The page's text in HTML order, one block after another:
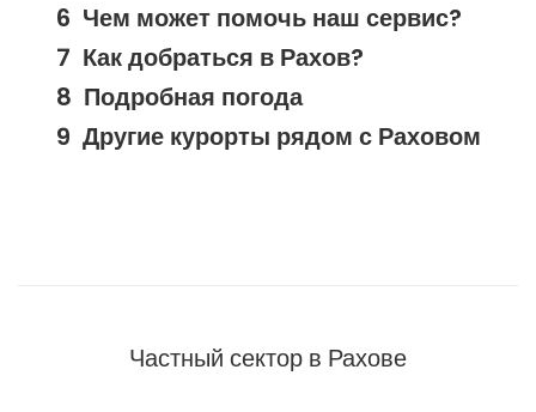
Чем может помочь наш сервис?
Как добраться в Рахов?
Подробная погода
Другие курорты рядом с Раховом
Частный сектор в Рахове